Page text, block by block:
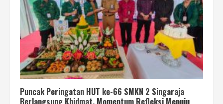
Puncak Peringatan HUT ke-66 SMKN 2 Singaraja
Berlangsung Khidmat, Momentum Refleksi Menuju